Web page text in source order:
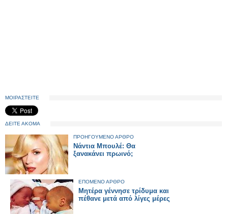
ΜΟΙΡΑΣΤΕΙΤΕ
ΔΕΙΤΕ ΑΚΟΜΑ
ΠΡΟΗΓΟΥΜΕΝΟ ΑΡΘΡΟ
Νάντια Μπουλέ: Θα
ξανακάνει πρωινό;
ΕΠΟΜΕΝΟ ΑΡΘΡΟ
Μητέρα γέννησε τρίδυμα και
πέθανε μετά από λίγες μέρες